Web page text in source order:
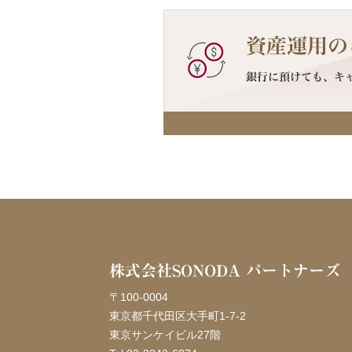
株式会社SONODA パートナーズ
〒100-0004
東京都千代田区大手町1-7-2
東京サンケイビル27階